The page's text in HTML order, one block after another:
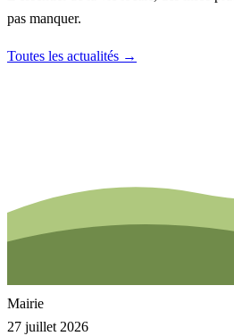
pas manquer.
Toutes les actualités →
Mairie
27 juillet 2026